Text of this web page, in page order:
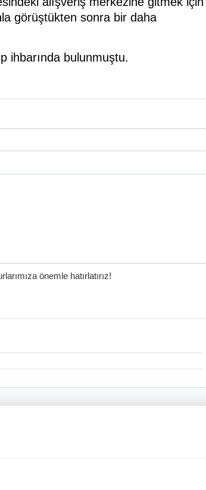
görüştükten sonra bir daha
ihbarında bulunmuştu.
önemle hatırlatırız!